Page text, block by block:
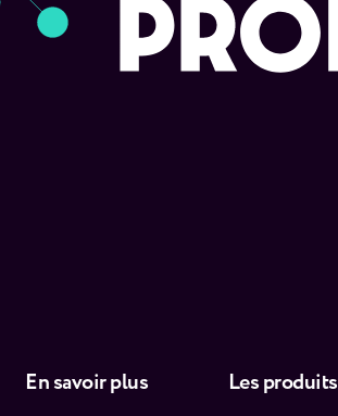
En savoir plus Les produits